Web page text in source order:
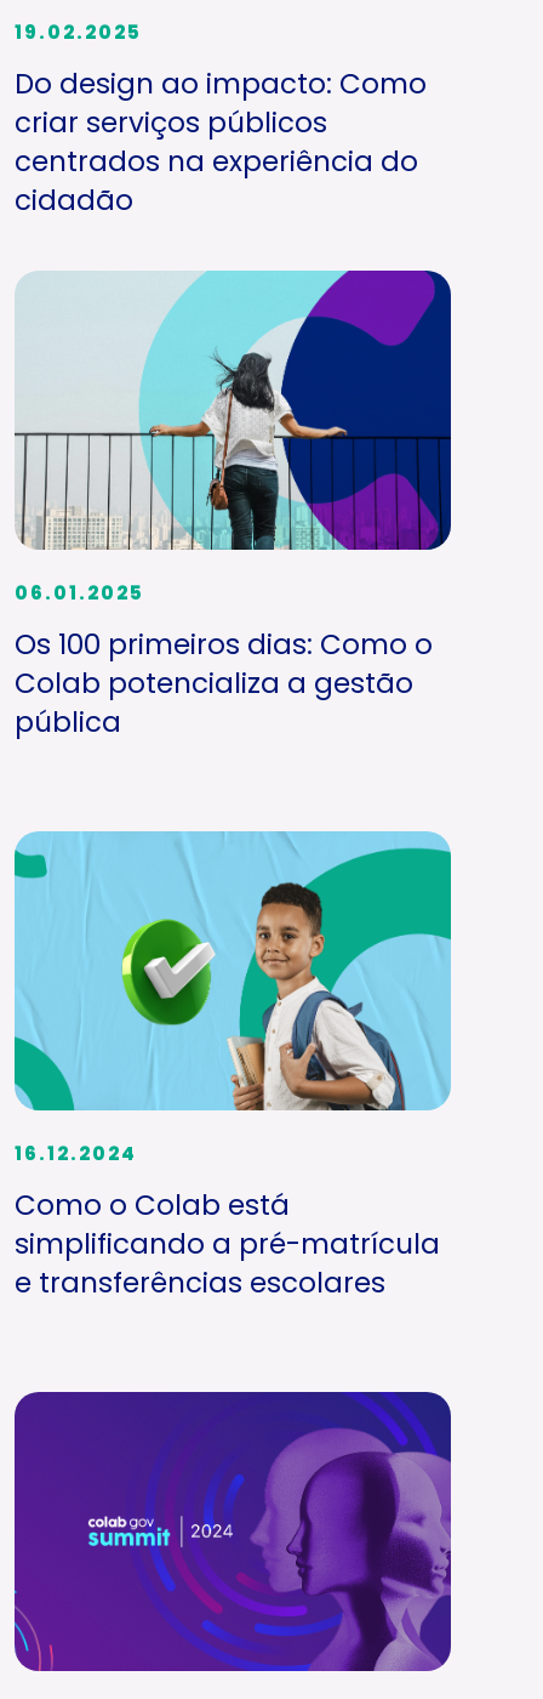
19.02.2025
Do design ao impacto: Como
criar serviços públicos
centrados na experiência do
cidadão
06.01.2025
Os 100 primeiros dias: Como o
Colab potencializa a gestão
pública
16.12.2024
Como o Colab está
simplificando a pré-matrícula
e transferências escolares